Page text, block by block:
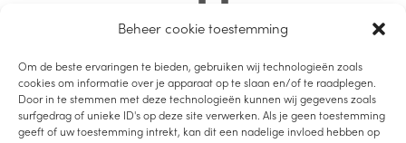
Beheer cookie toestemming
Om de beste ervaringen te bieden, gebruiken wij technologieën zoals
cookies om informatie over je apparaat op te slaan en/of te raadplegen.
Door in te stemmen met deze technologieën kunnen wij gegevens zoals
surfgedrag of unieke ID's op deze site verwerken. Als je geen toestemming
geeft of uw toestemming intrekt, kan dit een nadelige invloed hebben op
inbox.
4 verdiepingssessies met volop ruimte voor vragen.